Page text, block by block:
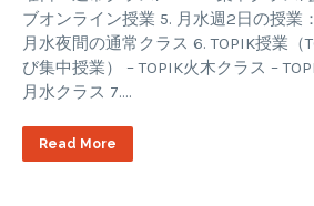
ブオンライン授業 5. 月水週2日の授業
月水夜間の通常クラス 6. TOPIK授業（
び集中授業） – TOPIK火木クラス –
月水クラス 7….
Read More